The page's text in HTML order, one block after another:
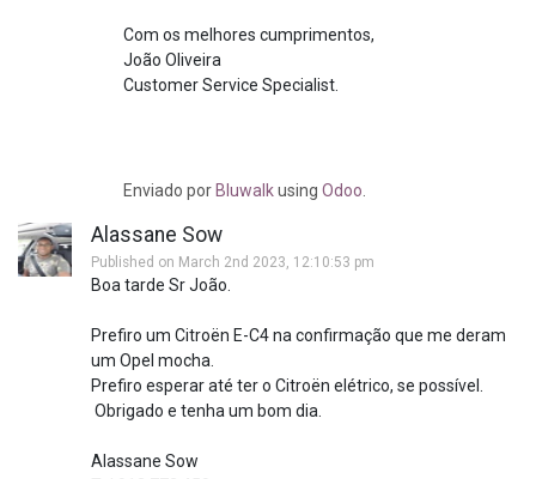
Com os melhores cumprimentos,
João Oliveira
Customer Service Specialist.
Enviado por Bluwalk using Odoo
Alassane Sow
Published on March 2nd 2023, 12:10:53 pm
Boa tarde Sr João.
Prefiro um Citroën E-C4 na confirmação que me deram
um Opel mocha.
Prefiro esperar até ter o Citroën elétrico, se possível.
Obrigado e tenha um bom dia.
Alassane Sow